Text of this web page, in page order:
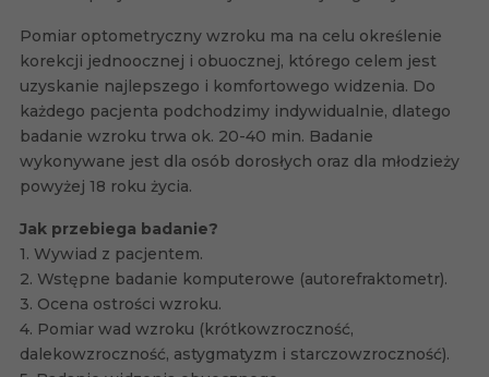
Pomiar optometryczny wzroku ma na celu określenie
korekcji jednoocznej i obuocznej, którego celem jest
uzyskanie najlepszego i komfortowego widzenia. Do
każdego pacjenta podchodzimy indywidualnie, dlatego
badanie wzroku trwa ok. 20-40 min. Badanie
wykonywane jest dla osób dorosłych oraz dla młodzieży
powyżej 18 roku życia.
Jak przebiega badanie?
1. Wywiad z pacjentem.
2. Wstępne badanie komputerowe (autorefraktometr).
3. Ocena ostrości wzroku.
4. Pomiar wad wzroku (krótkowzroczność,
dalekowzroczność, astygmatyzm i starczowzroczność).